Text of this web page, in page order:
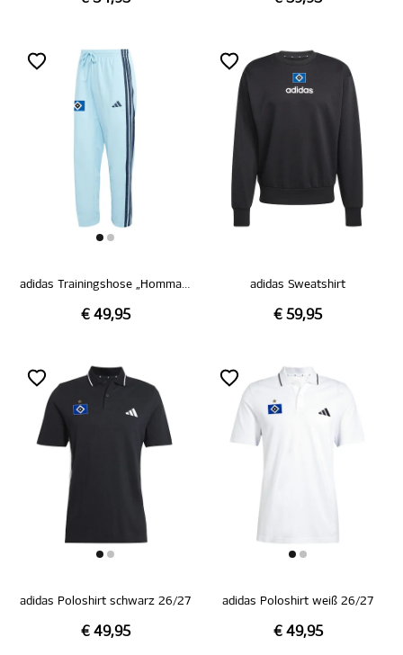
adidas Trainingshose „Hommage Pokalsieg 1976“
€ 49,95
adidas Sweatshirt
€ 59,95
adidas Poloshirt schwarz 26/27
€ 49,95
adidas Poloshirt weiß 26/27
€ 49,95